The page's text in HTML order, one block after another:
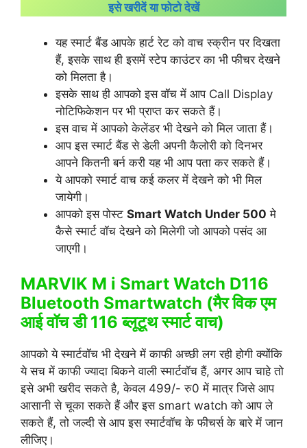
इसे खरीदें या फोटो देखें
यह स्मार्ट बैंड आपके हार्ट रेट को वाच स्क्रीन पर दिखता
हैं, इसके साथ ही इसमें स्टेप काउंटर का भी फीचर देखने
को मिलता है।
इसके साथ ही आपको इस वॉच में आप Call Display
नोटिफिकेशन पर भी प्राप्त कर सकते हैं।
इस वाच में आपको केलेंडर भी देखने को मिल जाता हैं।
आप इस स्मार्ट बैंड से डेली अपनी कैलोरी को दिनभर
आपने कितनी बर्न करी यह भी आप पता कर सकते हैं।
ये आपको स्मार्ट वाच कई कलर में देखने को भी मिल
जायेगी।
आपको इस पोस्ट Smart Watch Under 500 मे
कैसे स्मार्ट वॉच देखने को मिलेगी जो आपको पसंद आ
जाएगी।
MARVIK M i Smart Watch D116
Bluetooth Smartwatch (मैर विक एम
आई वॉच डी 116 ब्लूटूथ स्मार्ट वाच)
आपको ये स्मार्टवॉच भी देखने में काफी अच्छी लग रही होगी क्योंकि
ये सच में काफी ज्यादा बिकने वाली स्मार्टवॉच हैं, अगर आप चाहे तो
इसे अभी खरीद सकते है, केवल 499/- रु0 में मात्र जिसे आप
आसानी से चूका सकते हैं और इस smart watch को आप ले
सकते हैं, तो जल्दी से आप इस स्मार्टवॉच के फीचर्स के बारे में जान
लीजिए।